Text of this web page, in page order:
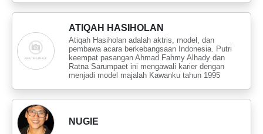
ATIQAH HASIHOLAN
Atiqah Hasiholan adalah aktris, model, dan
pembawa acara berkebangsaan Indonesia. Putri
keempat pasangan Ahmad Fahmy Alhady dan
Ratna Sarumpaet ini mengawali karier dengan
menjadi model majalah Kawanku tahun 1995
NUGIE